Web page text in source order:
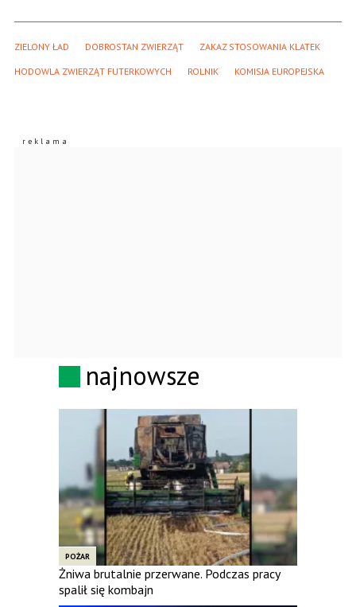
ZIELONY ŁAD DOBROSTAN ZWIERZĄT ZAKAZ STOSOWANIA KLATEK
HODOWLA ZWIERZĄT FUTERKOWYCH ROLNIK KOMISJA EUROPEJSKA
najnowsze
POŻAR
Żniwa brutalnie przerwane. Podczas pracy
spalił się kombajn